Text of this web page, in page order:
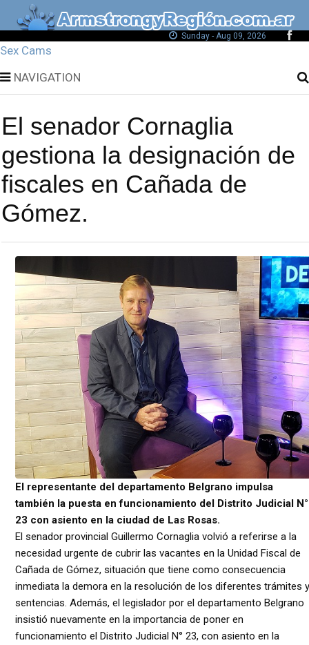
Sunday - Aug 09, 2026
Sex Cams
NAVIGATION
El senador Cornaglia
gestiona la designación de
fiscales en Cañada de
Gómez.
El representante del departamento Belgrano impulsa
también la puesta en funcionamiento del Distrito Judicial N°
23 con asiento en la ciudad de Las Rosas.
El senador provincial Guillermo Cornaglia volvió a referirse a la
necesidad urgente de cubrir las vacantes en la Unidad Fiscal de
Cañada de Gómez, situación que tiene como consecuencia
inmediata la demora en la resolución de los diferentes trámites y
sentencias. Además, el legislador por el departamento Belgrano
insistió nuevamente en la importancia de poner en
funcionamiento el Distrito Judicial N° 23, con asiento en la